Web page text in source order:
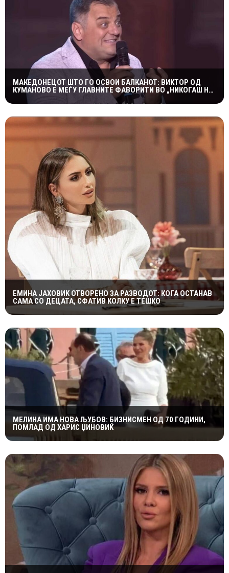
МАКЕДОНЕЦОТ ШТО ГО ОСВОИ БАЛКАНОТ: ВИКТОР ОД
КУМАНОВО Е МЕЃУ ГЛАВНИТЕ ФАВОРИТИ ВО „НИКОГАШ НЕ
Е ДОЦНА”
ЕМИНА ЈАХОВИЌ ОТВОРЕНО ЗА РАЗВОДОТ: КОГА ОСТАНАВ
САМА СО ДЕЦАТА, СФАТИВ КОЛКУ Е ТЕШКО
МЕЛИНА ИМА НОВА ЉУБОВ: БИЗНИСМЕН ОД 70 ГОДИНИ,
ПОМЛАД ОД ХАРИС ЏИНОВИЌ